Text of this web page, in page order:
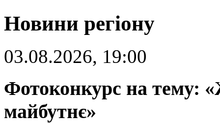
Новини регіону
03.08.2026, 19:00
Фотоконкурс на тему:
майбутнє»